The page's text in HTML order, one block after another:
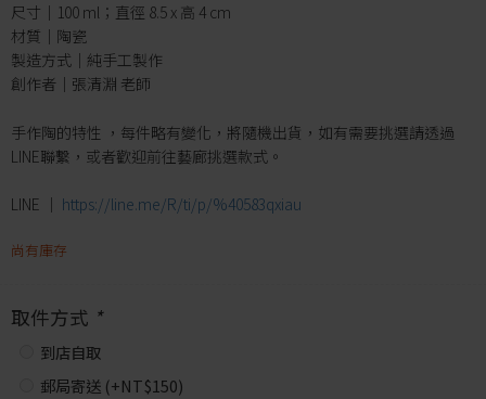
尺寸｜100 ml；直徑 8.5 x 高 4 cm
材質｜陶瓷
製造方式｜純手工製作
創作者｜張清淵 老師
手作陶的特性 ，每件略有變化，將隨機出貨，如有需要挑選請透過
LINE聯繫，或者歡迎前往藝廊挑選款式。
LINE │ https://line.me/R/ti/p/%40583qxiau
尚有庫存
取件方式 *
到店自取
郵局寄送 (+NT$150)